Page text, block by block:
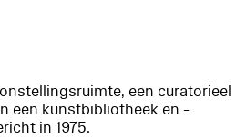
een curatorieel
een kunstbibliotheek en -
in 1975.